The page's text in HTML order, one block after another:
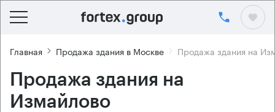
Главная Продажа здания в Москве Продажа здания на
Продажа здания на
Измайлово